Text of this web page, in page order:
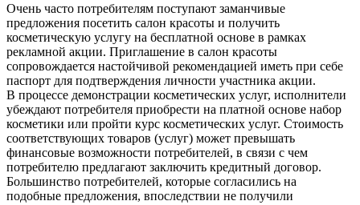
Очень часто потребителям поступают заманчивые
предложения посетить салон красоты и получить
косметическую услугу на бесплатной основе в рамках
рекламной акции. Приглашение в салон красоты
сопровождается настойчивой рекомендацией иметь при себе
паспорт для подтверждения личности участника акции.
В процессе демонстрации косметических услуг, исполнители
убеждают потребителя приобрести на платной основе набор
косметики или пройти курс косметических услуг. Стоимость
соответствующих товаров (услуг) может превышать
финансовые возможности потребителей, в связи с чем
потребителю предлагают заключить кредитный договор.
Большинство потребителей, которые согласились на
подобные предложения, впоследствии не получили